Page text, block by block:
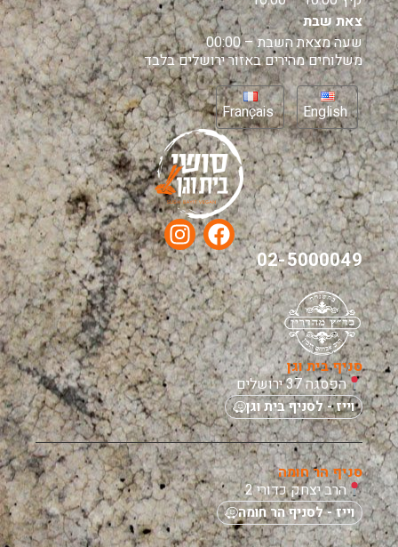
צאת שבת
שעה מצאת השבת – 00:00
משלוחים מהירים באזור ירושלים בלבד
English
Français
02-5000049
סניף בית וגן
הפסגה 37 ירושלים
וייז - לסניף בית וגן
סניף הר חומה
הרב יצחק כדורי 2
וייז - לסניף הר חומה